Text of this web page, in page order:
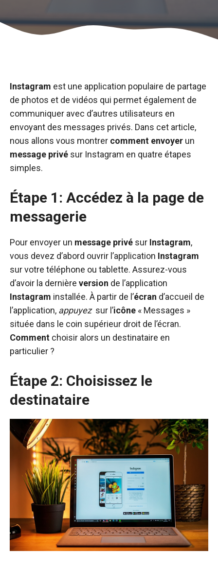
Instagram est une application populaire de partage
de photos et de vidéos qui permet également de
communiquer avec d’autres utilisateurs en
envoyant des messages privés. Dans cet article,
nous allons vous montrer comment envoyer un
message privé sur Instagram en quatre étapes
simples.
Étape 1: Accédez à la page de
messagerie
Pour envoyer un message privé sur Instagram,
vous devez d’abord ouvrir l’application Instagram
sur votre téléphone ou tablette. Assurez-vous
d’avoir la dernière version de l’application
Instagram installée. À partir de l’écran d’accueil de
l’application, appuyez sur l’icône « Messages »
située dans le coin supérieur droit de l’écran.
Comment choisir alors un destinataire en
particulier ?
Étape 2: Choisissez le
destinataire